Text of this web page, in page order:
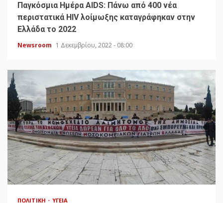
Παγκόσμια Ημέρα AIDS: Πάνω από 400 νέα
περιστατικά HIV λοίμωξης καταγράφηκαν στην
Ελλάδα το 2022
Newsroom 1 Δεκεμβρίου, 2022 - 08:00
ΠΟΛΙΤΙΚΉ ΥΓΕΊΑ